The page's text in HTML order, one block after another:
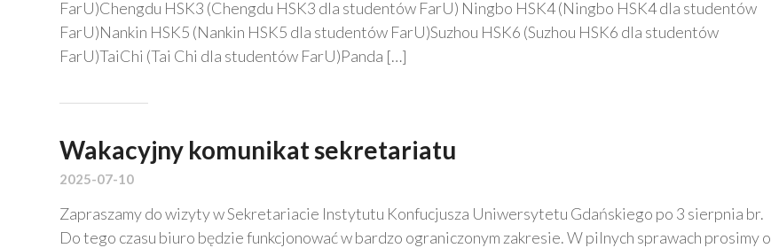
FarU)Chengdu HSK3 (Chengdu HSK3 dla studentów FarU) Ningbo HSK4 (Ningbo HSK4 dla studentów
FarU)Nankin HSK5 (Nankin HSK5 dla studentów FarU)Suzhou HSK6 (Suzhou HSK6 dla studentów
FarU)TaiChi (Tai Chi dla studentów FarU)Panda […]
Wakacyjny komunikat sekretariatu
2025-07-10
Zapraszamy do wizyty w Sekretariacie Instytutu Konfucjusza Uniwersytetu Gdańskiego po 3 sierpnia br.
Do tego czasu biuro będzie funkcjonować w bardzo ograniczonym zakresie. W pilnych sprawach prosimy o